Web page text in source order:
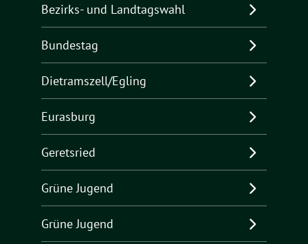
Bezirks- und Landtagswahl
Bundestag
Dietramszell/Egling
Eurasburg
Geretsried
Grüne Jugend
Grüne Jugend